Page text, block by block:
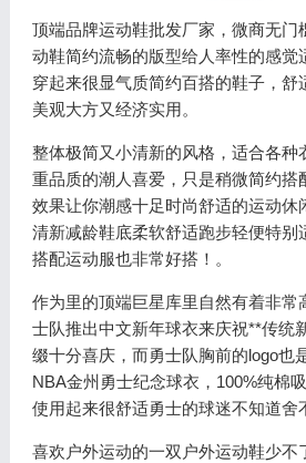
顶端品牌运动鞋批发厂家，微商无门
动鞋简约流畅的版型给人率性的感觉
穿起来很显气质简约百搭的鞋子，舒
美观大方又经济实用。
整体极简又小清新的风格，适合各种
重品质的潮人喜爱，只是稍微简约搭
效果让你潮感十足时尚舒适的运动休
清新减龄鞋底柔软舒适跑步轻便特别
搭配运动服也非常好搭！。
作为里的顶端巨星库里自然有着非常
士队推出中文新年球衣来庆祝**传统
缀十分喜庆，而勇士队胸前的logo也
NBA金州勇士纪念球衣，100%纯棉
使用起来很舒适勇士的球迷不知道舍
喜欢户外运动的一双户外运动鞋少不